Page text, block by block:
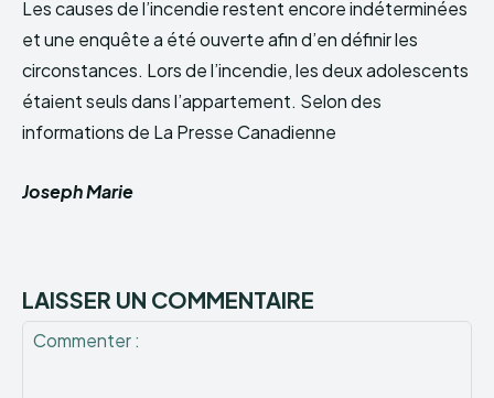
Les causes de l’incendie restent encore indéterminées
et une enquête a été ouverte afin d’en définir les
circonstances. Lors de l’incendie, les deux adolescents
étaient seuls dans l’appartement. Selon des
informations de La Presse Canadienne
Joseph Marie
LAISSER UN COMMENTAIRE